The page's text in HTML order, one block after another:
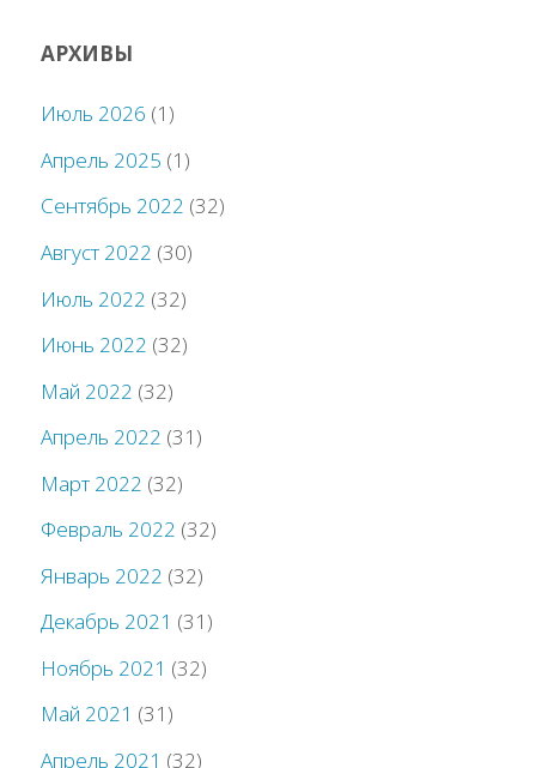
АРХИВЫ
Июль 2026 (1)
Апрель 2025 (1)
Сентябрь 2022 (32)
Август 2022 (30)
Июль 2022 (32)
Июнь 2022 (32)
Май 2022 (32)
Апрель 2022 (31)
Март 2022 (32)
Февраль 2022 (32)
Январь 2022 (32)
Декабрь 2021 (31)
Ноябрь 2021 (32)
Май 2021 (31)
Апрель 2021 (32)